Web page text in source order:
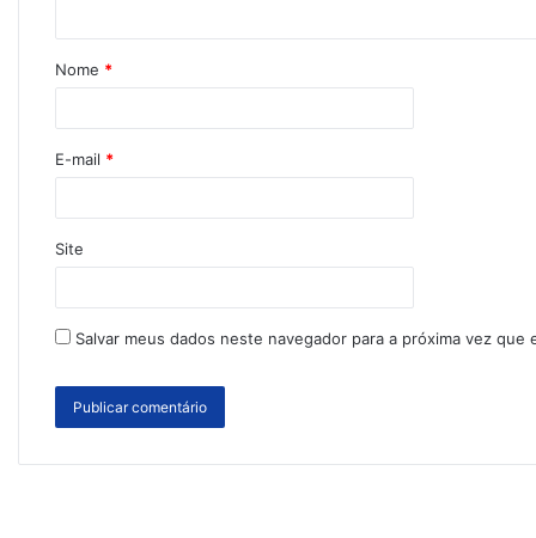
Nome *
E-mail *
Site
Salvar meus dados neste navegador para a próxima vez que